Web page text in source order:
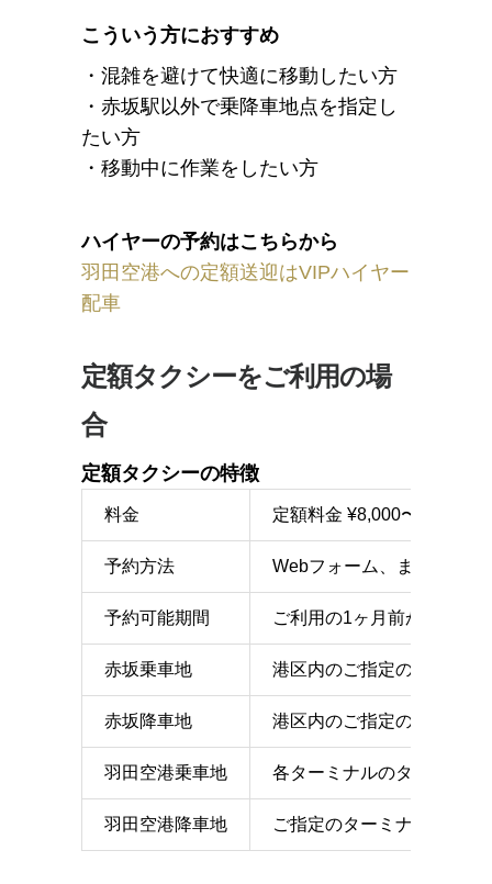
こういう方におすすめ
・混雑を避けて快適に移動したい方
・赤坂駅以外で乗降車地点を指定し
たい方
・移動中に作業をしたい方
ハイヤーの予約はこちらから
羽田空港への定額送迎はVIPハイヤー
配車
定額タクシーをご利用の場
合
定額タクシーの特徴
料金 定額料金 ¥8,000〜（別途
予約方法 Webフォーム、または電話
予約可能期間 ご利用の1ヶ月前から1時間
赤坂乗車地 港区内のご指定の地点
赤坂降車地 港区内のご指定の地点
羽田空港乗車地 各ターミナルのタクシー乗
羽田空港降車地 ご指定のターミナルのエン